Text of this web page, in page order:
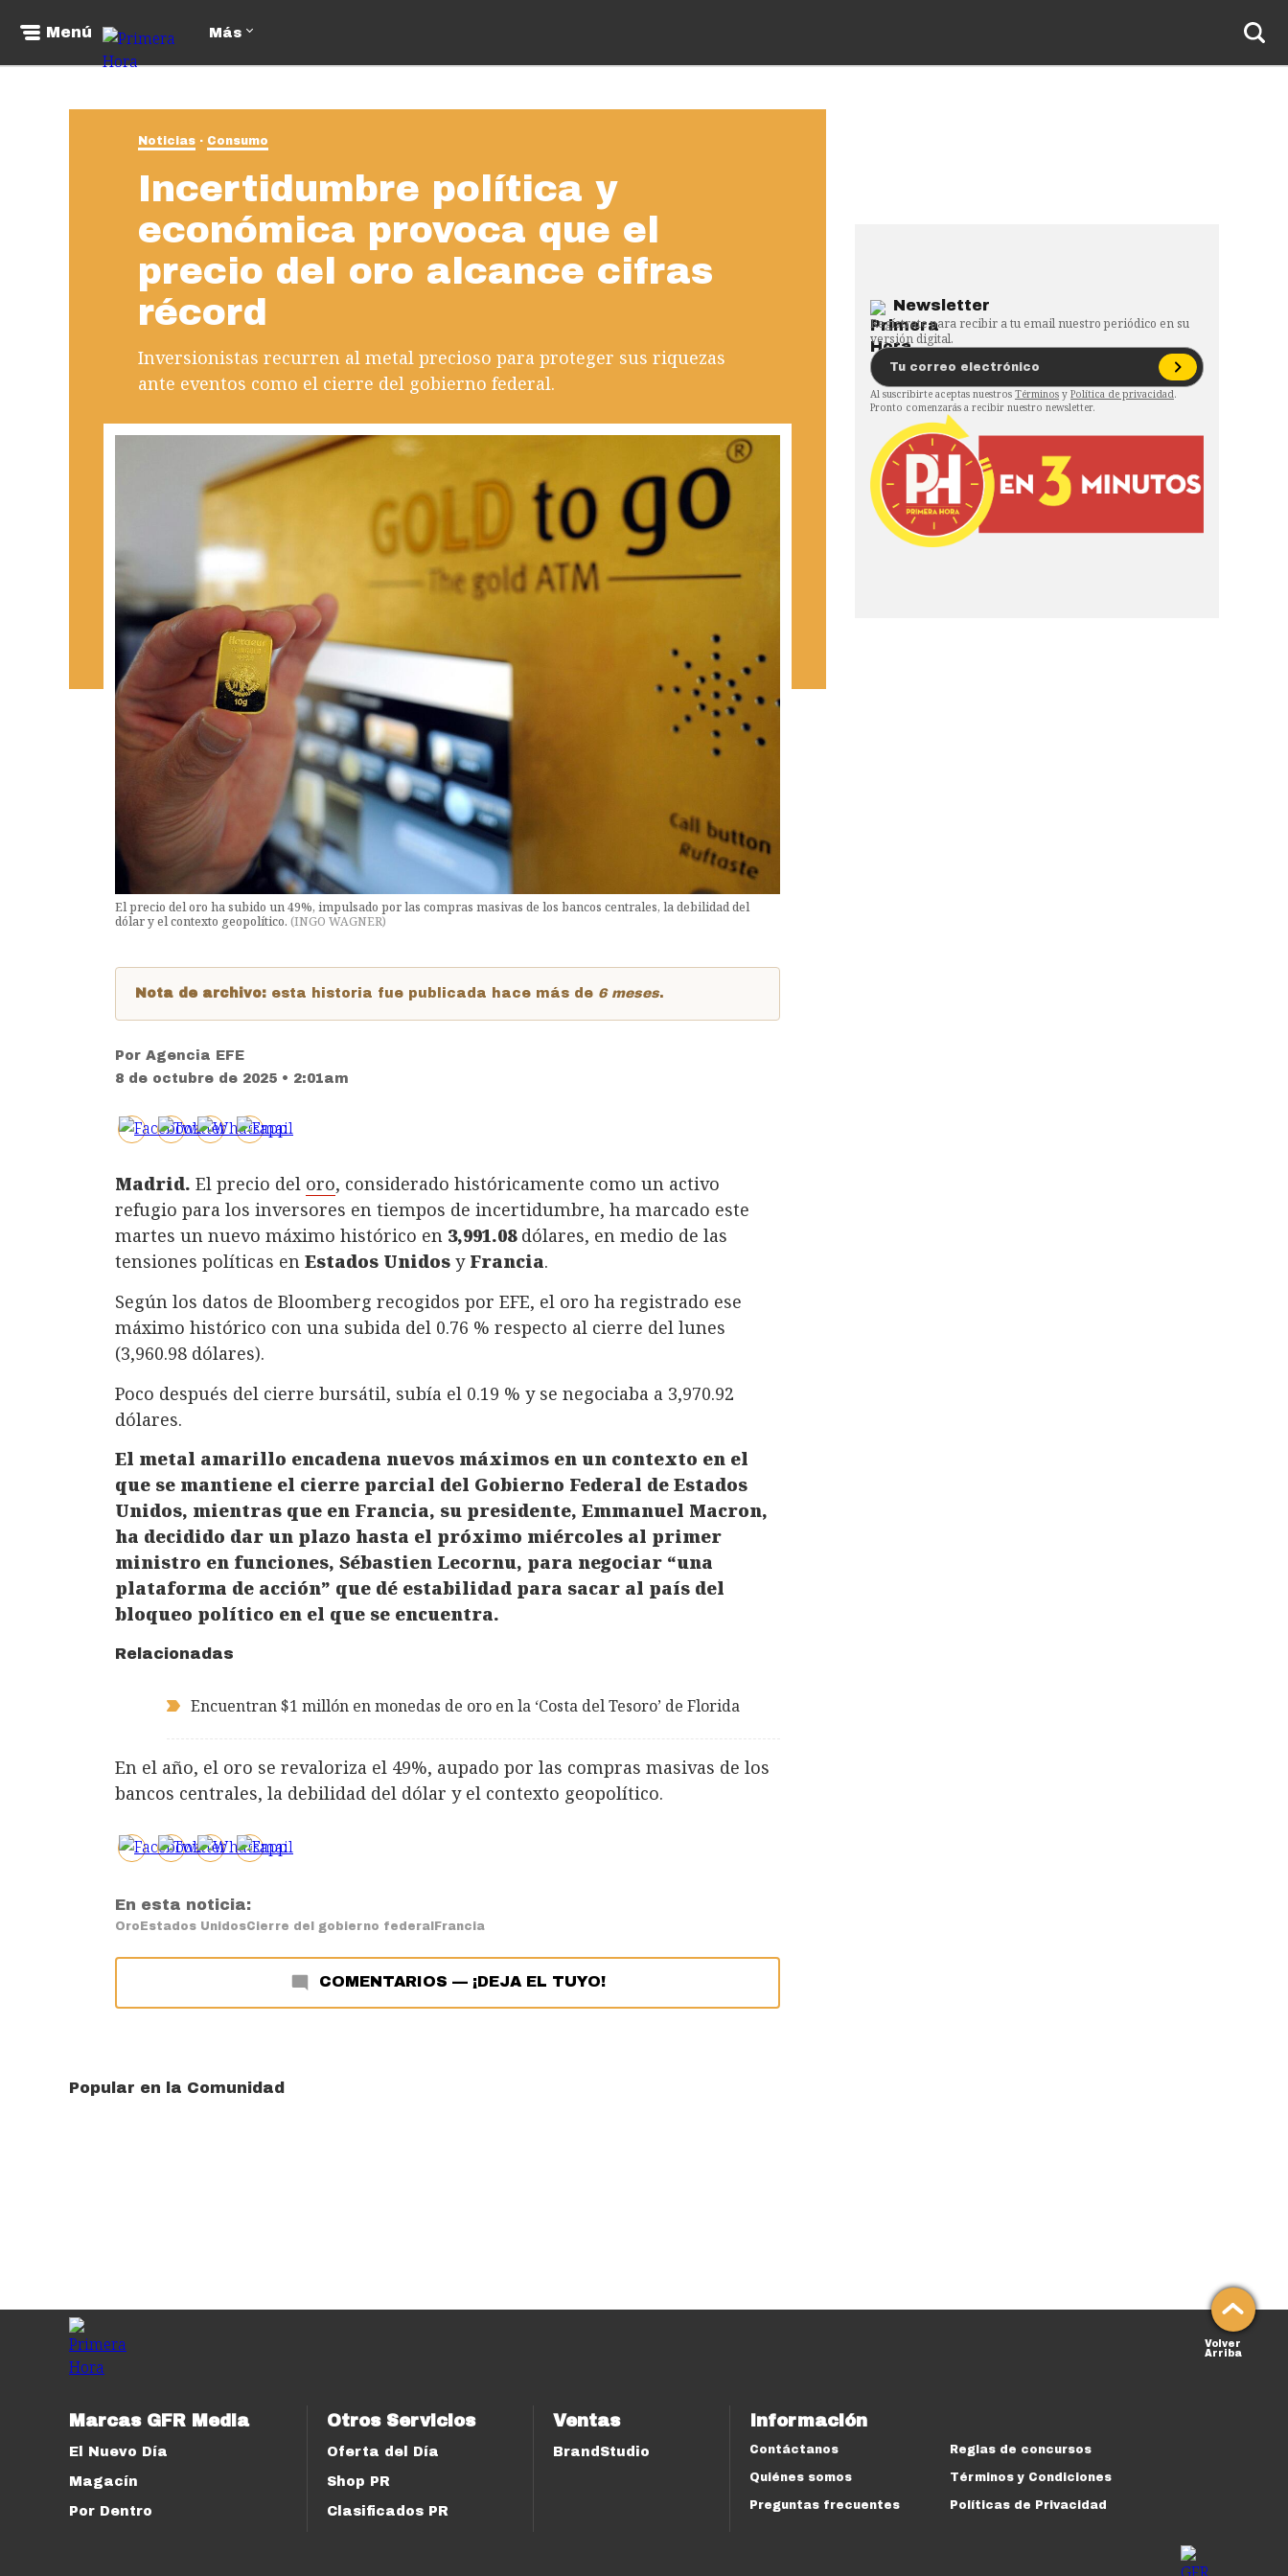
Menú Más
Noticias Consumo
Incertidumbre política y
económica provoca que el
precio del oro alcance cifras
récord
Inversionistas recurren al metal precioso para proteger sus riquezas
ante eventos como el cierre del gobierno federal.
El precio del oro ha subido un 49%, impulsado por las compras masivas de los bancos centrales, la debilidad del
dólar y el contexto geopolítico. (INGO WAGNER)
Nota de archivo: esta historia fue publicada hace más de 6 meses.
Por Agencia EFE
8 de octubre de 2025 • 2:01am
Madrid. El precio del oro, considerado históricamente como un activo
refugio para los inversores en tiempos de incertidumbre, ha marcado este
martes un nuevo máximo histórico en 3,991.08dólares, en medio de las
tensiones políticas en Estados Unidos y Francia.
Según los datos de Bloomberg recogidos por EFE, el oro ha registrado ese
máximo histórico con una subida del 0.76 % respecto al cierre del lunes
(3,960.98 dólares).
Poco después del cierre bursátil, subía el 0.19 % y se negociaba a 3,970.92
dólares.
El metal amarillo encadena nuevos máximos en un contexto en el
que se mantiene el cierre parcial del Gobierno Federal de Estados
Unidos, mientras que en Francia, su presidente, Emmanuel Macron,
ha decidido dar un plazo hasta el próximo miércoles al primer
ministro en funciones, Sébastien Lecornu, para negociar “una
plataforma de acción” que dé estabilidad para sacar al país del
bloqueo político en el que se encuentra.
Relacionadas
Encuentran $1 millón en monedas de oro en la ‘Costa del Tesoro’ de Florida
En el año, el oro se revaloriza el 49%, aupado por las compras masivas de los
bancos centrales, la debilidad del dólar y el contexto geopolítico.
En esta noticia:
Oro Estados UnidosCierre del gobierno federal Francia
COMENTARIOS — ¡DEJA EL TUYO!
Popular en la Comunidad
Newsletter
Regístrate para recibir a tu email nuestro periódico en su
versión digital.
Al suscribirte aceptas nuestros Términos y Política de privacidad.
Pronto comenzarás a recibir nuestro newsletter.
Volver
Arriba
Marcas GFR Media
El Nuevo Día
Magacín
Por Dentro
Otros Servicios
Oferta del Día
Shop PR
Clasificados PR
Ventas
BrandStudio
Información
Contáctanos
Quiénes somos
Preguntas frecuentes
Reglas de concursos
Términos y Condiciones
Políticas de Privacidad